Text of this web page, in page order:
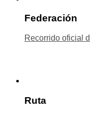
Federación
Recorrido oficial
Ruta